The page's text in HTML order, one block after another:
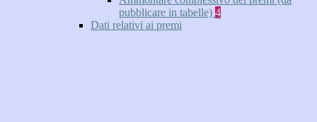
pubblicare in tabelle) 4
Dati relativi ai premi